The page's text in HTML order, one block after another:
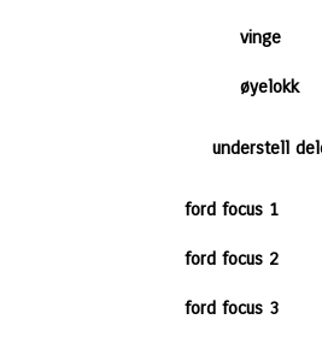
vinge
øyelokk
understell
ford focus 1
ford focus 2
ford focus 3